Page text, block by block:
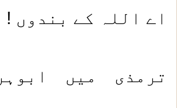
اے اللہ کے بندوں !
ترمذی میں